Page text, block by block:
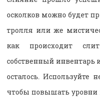
осколков можно будет
тролля или же
как происходит
собственный инвентарь
осталось. Используйте
чтобы повышать уровни